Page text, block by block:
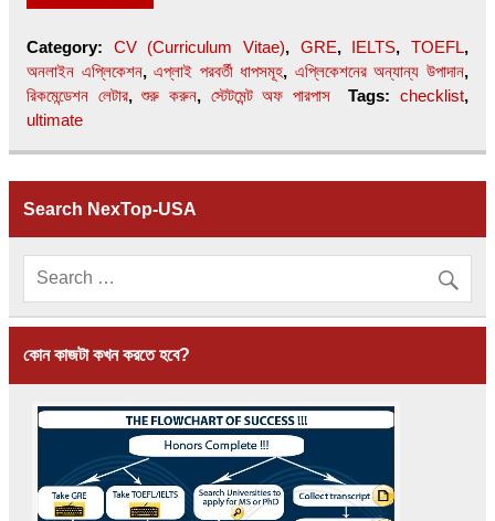
Category: CV (Curriculum Vitae), GRE, IELTS,TOEFL,
অনলাইন এপ্লিকেশন,এপ্লাই পরবর্তী ধাপসমূহ, এপ্লিকেশনের অন্যান্য উপাদান,
রিকমেন্ডেশন লেটার,শুরু করুন, স্টেটমেন্ট অফ পারপাস Tags:checklist,
ultimate
Search NexTop-USA
কোন কাজটা কখন করতে হবে?